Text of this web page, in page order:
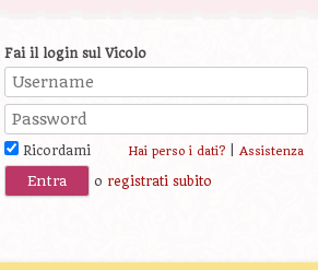
Fai il login sul Vicolo
Ricordami Hai perso i dati?| Assistenza
o registrati subito